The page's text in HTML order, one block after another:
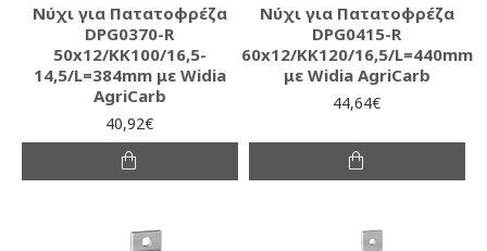
Νύχι για Πατατοφρέζα
DPG0370-R
50x12/KK100/16,5-
14,5/L=384mm με Widia
AgriCarb
40,92€
Νύχι για Πατατοφρέζα
DPG0415-R
60x12/KK120/16,5/L=440mm
με Widia AgriCarb
44,64€